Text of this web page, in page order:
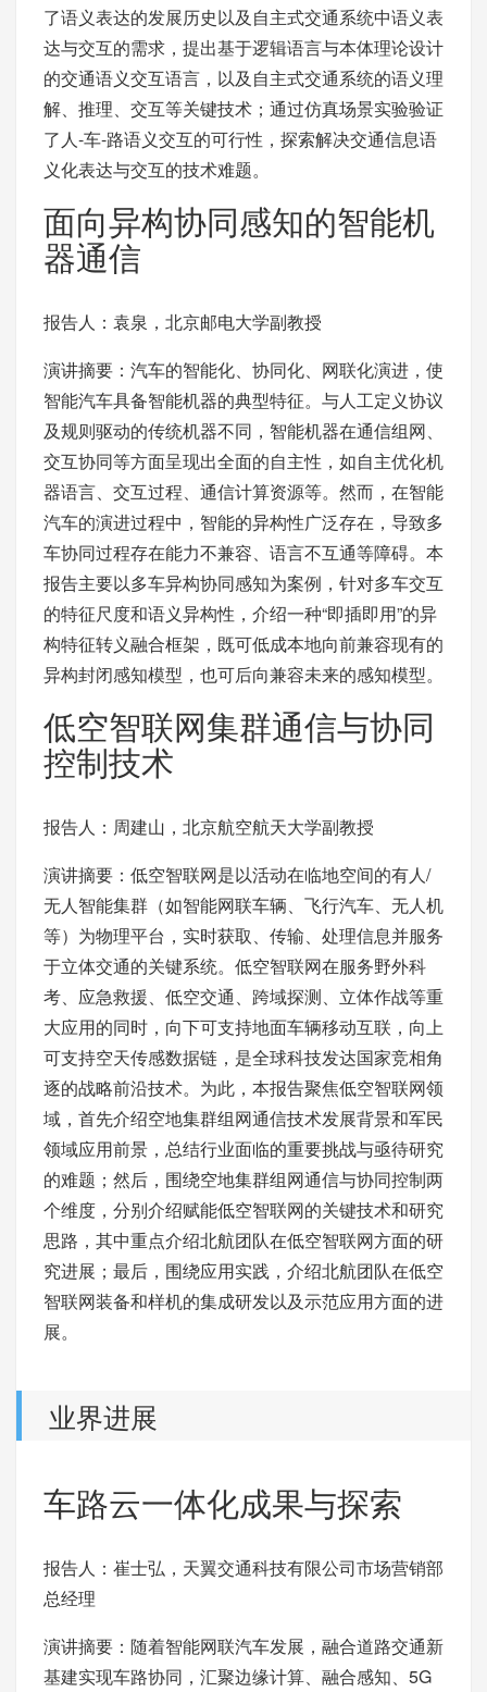
了语义表达的发展历史以及自主式交通系统中语义表
达与交互的需求，提出基于逻辑语言与本体理论设计
的交通语义交互语言，以及自主式交通系统的语义理
解、推理、交互等关键技术；通过仿真场景实验验证
了人-车-路语义交互的可行性，探索解决交通信息语
义化表达与交互的技术难题。
面向异构协同感知的智能机
器通信
报告人：袁泉，北京邮电大学副教授
演讲摘要：汽车的智能化、协同化、网联化演进，使
智能汽车具备智能机器的典型特征。与人工定义协议
及规则驱动的传统机器不同，智能机器在通信组网、
交互协同等方面呈现出全面的自主性，如自主优化机
器语言、交互过程、通信计算资源等。然而，在智能
汽车的演进过程中，智能的异构性广泛存在，导致多
车协同过程存在能力不兼容、语言不互通等障碍。本
报告主要以多车异构协同感知为案例，针对多车交互
的特征尺度和语义异构性，介绍一种“即插即用”的异
构特征转义融合框架，既可低成本地向前兼容现有的
异构封闭感知模型，也可后向兼容未来的感知模型。
低空智联网集群通信与协同
控制技术
报告人：周建山，北京航空航天大学副教授
演讲摘要：低空智联网是以活动在临地空间的有人/
无人智能集群（如智能网联车辆、飞行汽车、无人机
等）为物理平台，实时获取、传输、处理信息并服务
于立体交通的关键系统。低空智联网在服务野外科
考、应急救援、低空交通、跨域探测、立体作战等重
大应用的同时，向下可支持地面车辆移动互联，向上
可支持空天传感数据链，是全球科技发达国家竞相角
逐的战略前沿技术。为此，本报告聚焦低空智联网领
域，首先介绍空地集群组网通信技术发展背景和军民
领域应用前景，总结行业面临的重要挑战与亟待研究
的难题；然后，围绕空地集群组网通信与协同控制两
个维度，分别介绍赋能低空智联网的关键技术和研究
思路，其中重点介绍北航团队在低空智联网方面的研
究进展；最后，围绕应用实践，介绍北航团队在低空
智联网装备和样机的集成研发以及示范应用方面的进
展。
业界进展
车路云一体化成果与探索
报告人：崔士弘，天翼交通科技有限公司市场营销部
总经理
演讲摘要：随着智能网联汽车发展，融合道路交通新
基建实现车路协同，汇聚边缘计算、融合感知、5G